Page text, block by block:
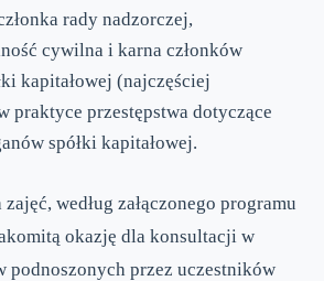
rady nadzorczej,
cywilna i karna członków
kapitałowej (najczęściej
praktyce przestępstwa dotyczące
spółki kapitałowej.
według załączonego programu
okazję dla konsultacji w
podnoszonych przez uczestników